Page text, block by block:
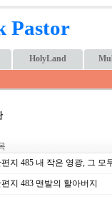
Pastor
HolyLand
편지 485 내 작은 영광, 그 모
지 483 맨발의 할아버지